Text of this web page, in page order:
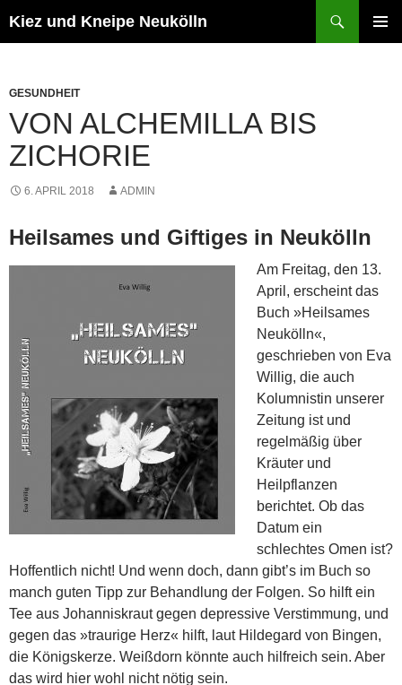
Inhalt
Kiez und Kneipe Neukölln
GESUNDHEIT
VON ALCHEMILLA BIS
ZICHORIE
6. APRIL 2018 ADMIN
Heilsames und Giftiges in Neukölln
Am Freitag, den 13.
April, erscheint das
Buch »Heilsames
Neukölln«,
geschrieben von Eva
Willig, die auch
Kolumnistin unserer
Zeitung ist und
regelmäßig über
Kräuter und
Heilpflanzen
berichtet. Ob das
Datum ein
schlechtes Omen ist?
Hoffentlich nicht! Und wenn doch, dann gibt’s im Buch so
manch guten Tipp zur Behandlung der Folgen. So hilft ein
Tee aus Johanniskraut gegen depressive Verstimmung, und
gegen das »traurige Herz« hilft, laut Hildegard von Bingen,
die Königskerze. Weißdorn könnte auch hilfreich sein. Aber
das wird hier wohl nicht nötig sein.